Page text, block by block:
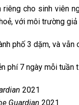
riêng cho sinh viên
với môi trường
phố 3 dặm, và
phí 7 ngày mỗi tuần
2021
Guardian 2021